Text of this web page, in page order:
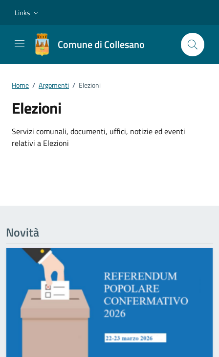
Links
Comune di Collesano
Home / Argomenti / Elezioni
Elezioni
Dettagli dell'argomento
Servizi comunali, documenti, uffici, notizie ed eventi
relativi a Elezioni
Novità